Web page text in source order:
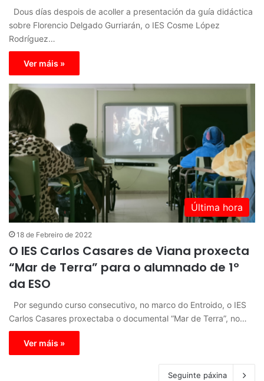
Dous días despois de acoller a presentación da guía didáctica
sobre Florencio Delgado Gurriarán, o IES Cosme López
Rodríguez…
Ver máis »
Última hora
18 de Febreiro de 2022
O IES Carlos Casares de Viana proxecta
“Mar de Terra” para o alumnado de 1º
da ESO
Por segundo curso consecutivo, no marco do Entroido, o IES
Carlos Casares proxectaba o documental “Mar de Terra”, no…
Ver máis »
Seguinte páxina